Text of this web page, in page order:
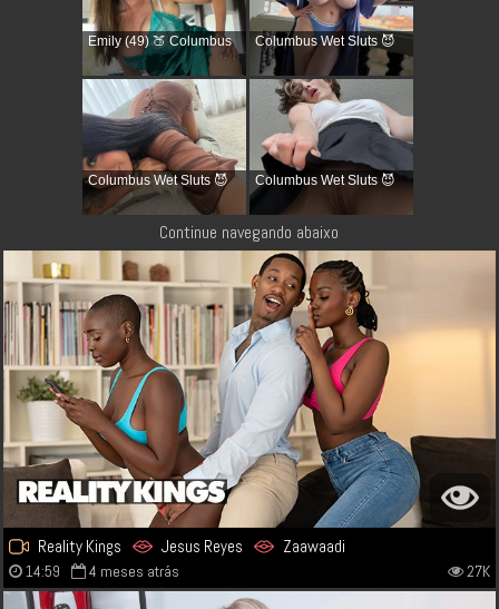
Emily (49) 🍑 Columbus Columbus Wet Sluts 😈
Columbus Wet Sluts 😈 Columbus Wet Sluts 😈
Continue navegando abaixo
Reality Kings Jesus Reyes Zaawaadi
14:59 4 meses atrás 27K